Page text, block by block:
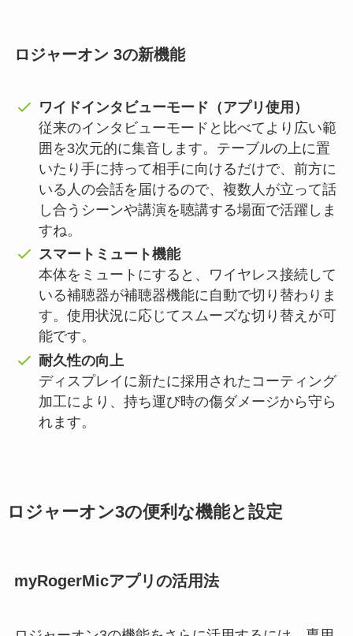
ロジャーオン 3の新機能
ワイドインタビューモード（アプリ使用）
従来のインタビューモードと比べてより広い範
囲を3次元的に集音します。テーブルの上に置
いたり手に持って相手に向けるだけで、前方に
いる人の会話を届けるので、複数人が立って話
し合うシーンや講演を聴講する場面で活躍しま
すね。
スマートミュート機能
本体をミュートにすると、ワイヤレス接続して
いる補聴器が補聴器機能に自動で切り替わりま
す。使用状況に応じてスムーズな切り替えが可
能です。
耐久性の向上
ディスプレイに新たに採用されたコーティング
加工により、持ち運び時の傷ダメージから守ら
れます。
ロジャーオン3の便利な機能と設定
myRogerMicアプリの活用法